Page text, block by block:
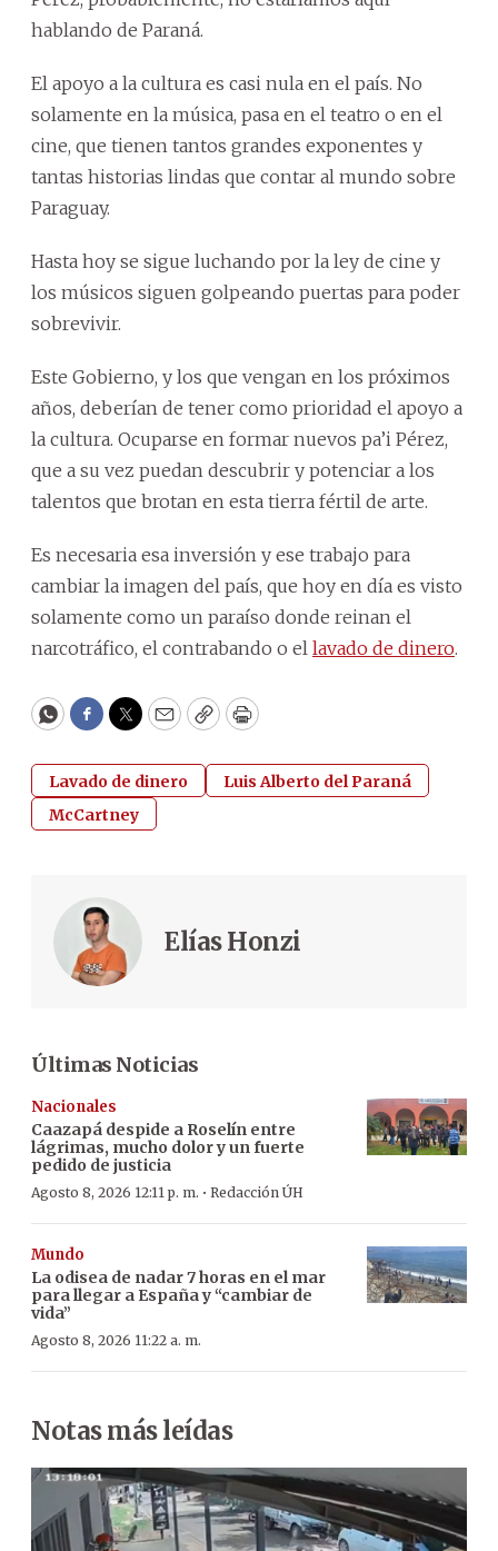
hablando de Paraná.
El apoyo a la cultura es casi nula en el país. No
solamente en la música, pasa en el teatro o en el
cine, que tienen tantos grandes exponentes y
tantas historias lindas que contar al mundo sobre
Paraguay.
Hasta hoy se sigue luchando por la ley de cine y
los músicos siguen golpeando puertas para poder
sobrevivir.
Este Gobierno, y los que vengan en los próximos
años, deberían de tener como prioridad el apoyo a
la cultura. Ocuparse en formar nuevos pa’i Pérez,
que a su vez puedan descubrir y potenciar a los
talentos que brotan en esta tierra fértil de arte.
Es necesaria esa inversión y ese trabajo para
cambiar la imagen del país, que hoy en día es visto
solamente como un paraíso donde reinan el
narcotráfico, el contrabando o el lavado de dinero.
WhatsApp
Facebook
Twitter
EmailCopyPrint
Lavado de dinero
Luis Alberto del Paraná
McCartney
Elías Honzi
Últimas Noticias
Nacionales
Caazapá despide a Roselín entre
lágrimas, mucho dolor y un fuerte
pedido de justicia
Agosto 8, 2026 12:11 p. m. · Redacción ÚH
Mundo
La odisea de nadar 7 horas en el mar
para llegar a España y “cambiar de
vida”
Agosto 8, 2026 11:22 a. m.
Notas más leídas